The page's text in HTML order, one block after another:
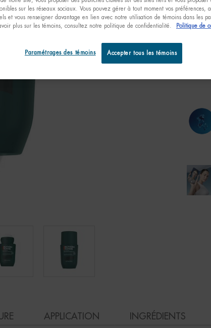
One taille only
75ml
fl.oz.
APPLICATION INGRÉDIENTS
sur les réseaux sociaux. Vous pouvez gérer à tout moment vos préférences,
et vous renseigner davantage en lien avec notre utilisation de témoins dans les
plus sur les témoins, consultez notre politique de confidentialité.
Politique de
Accepter tous les témoins
Paramétrages des témoins